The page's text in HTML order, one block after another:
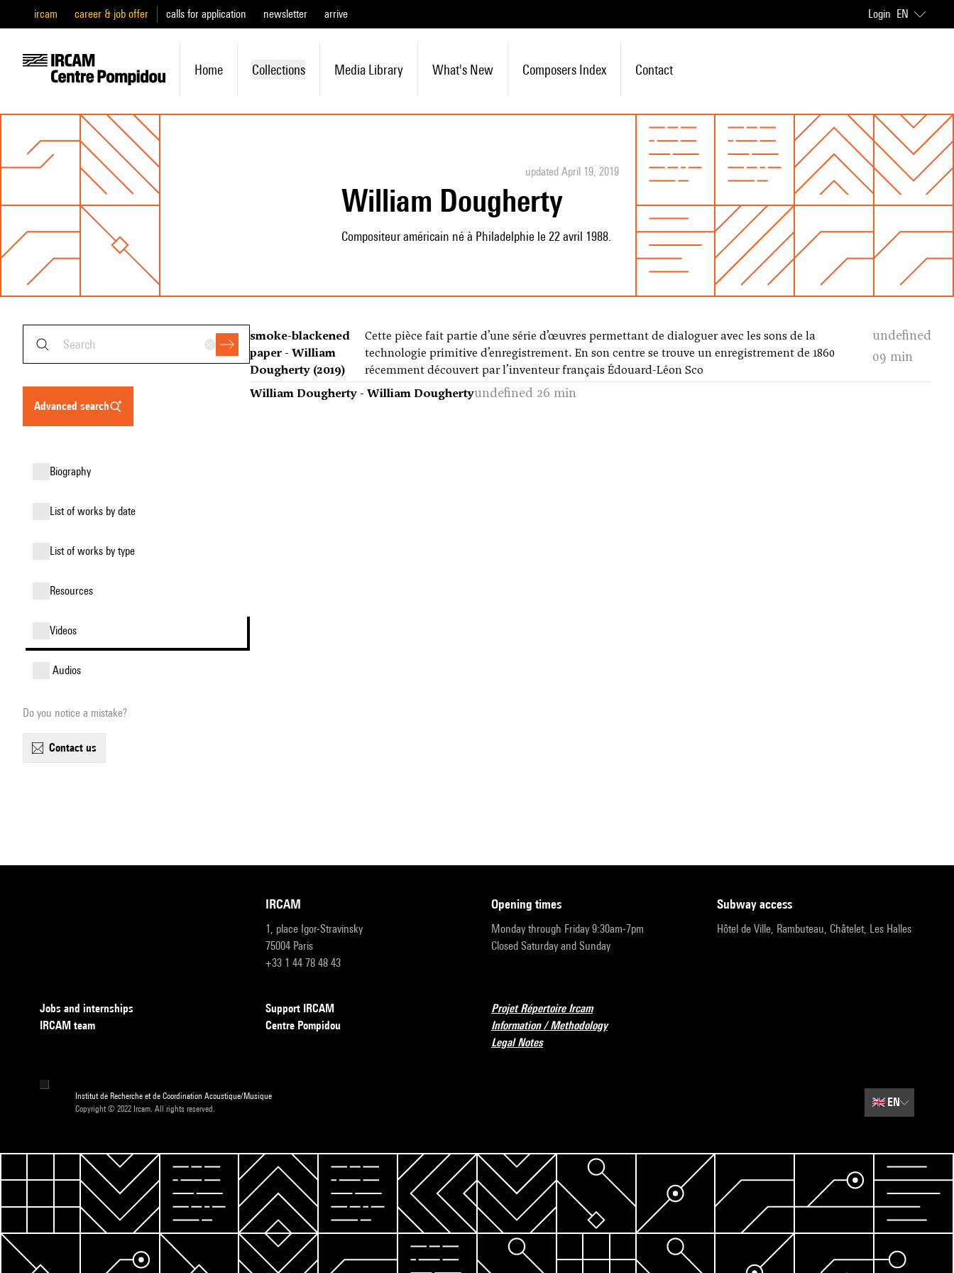
ircam career & job offer calls for application newsletter arrive Login EN
Home Collections Media Library What's New Composers Index Contact
updated April 19, 2019
William Dougherty
Compositeur américain né à Philadelphie le 22 avril 1988.
advanced search
biography
list of works by date
list of works by type
resources
videos
audios
Do you notice a mistake?
contact us
smoke-blackened
paper - William
Dougherty (2019)
Cette pièce fait partie d’une série d’œuvres permettant de dialoguer avec les sons de la
technologie primitive d’enregistrement. En son centre se trouve un enregistrement de 1860
récemment découvert par l’inventeur français Édouard-Léon Sco
undefined
09 min
William Dougherty - William Doughertyundefined 26 min
IRCAM
1, place Igor-Stravinsky
75004 Paris
+33 1 44 78 48 43
opening times
Monday through Friday 9:30am-7pm
Closed Saturday and Sunday
subway access
Hôtel de Ville, Rambuteau, Châtelet, Les Halles
Jobs and internships
IRCAM team
Support IRCAM
Centre Pompidou
Projet Répertoire Ircam
Information / Methodology
Legal Notes
Institut de Recherche et de Coordination Acoustique/Musique
Copyright © 2022 Ircam. All rights reserved.
🇬🇧EN